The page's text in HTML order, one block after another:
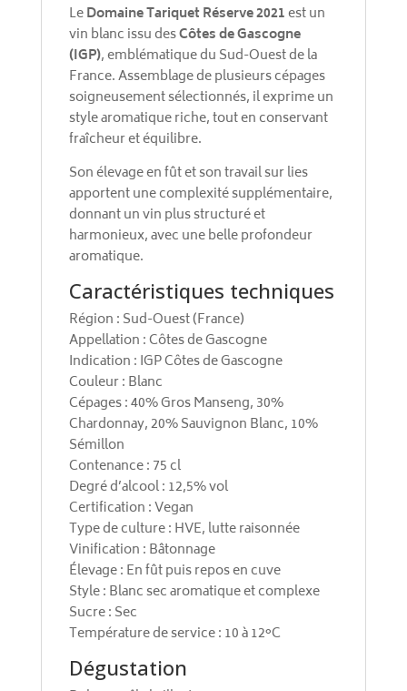
LeDomaine Tariquet Réserve 2021est un
vin blanc issu desCôtes de Gascogne
(IGP), emblématique du Sud-Ouest de la
France. Assemblage de plusieurs cépages
soigneusement sélectionnés, il exprime un
style aromatique riche, tout en conservant
fraîcheur et équilibre.
Son élevage en fût et son travail sur lies
apportent une complexité supplémentaire,
donnant un vin plus structuré et
harmonieux, avec une belle profondeur
aromatique.
Caractéristiques techniques
Région : Sud-Ouest (France)
Appellation : Côtes de Gascogne
Indication : IGP Côtes de Gascogne
Couleur : Blanc
Cépages : 40% Gros Manseng, 30%
Chardonnay, 20% Sauvignon Blanc, 10%
Sémillon
Contenance : 75 cl
Degré d’alcool : 12,5% vol
Certification : Vegan
Type de culture : HVE, lutte raisonnée
Vinification : Bâtonnage
Élevage : En fût puis repos en cuve
Style : Blanc sec aromatique et complexe
Sucre : Sec
Température de service : 10 à 12°C
Dégustation